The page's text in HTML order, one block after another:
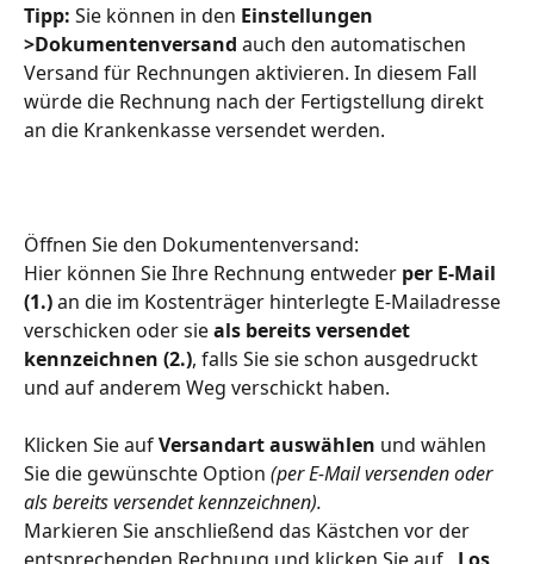
Tipp: Sie können in den Einstellungen
>Dokumentenversand auch den automatischen
Versand für Rechnungen aktivieren. In diesem Fall
würde die Rechnung nach der Fertigstellung direkt
an die Krankenkasse versendet werden.
Öffnen Sie den Dokumentenversand:
Hier können Sie Ihre Rechnung entweder per E-Mail
(1.) an die im Kostenträger hinterlegte E-Mailadresse
verschicken oder sie als bereits versendet
kennzeichnen (2.), falls Sie sie schon ausgedruckt
und auf anderem Weg verschickt haben.
Klicken Sie auf Versandart auswählen und wählen
Sie die gewünschte Option (per E-Mail versenden oder
als bereits versendet kennzeichnen).
Markieren Sie anschließend das Kästchen vor der